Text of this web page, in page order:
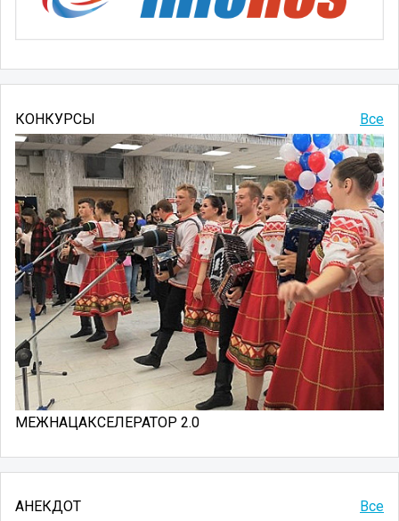
Все
КОНКУРСЫ
МЕЖНАЦАКСЕЛЕРАТОР 2.0
АНЕКДОТ Все